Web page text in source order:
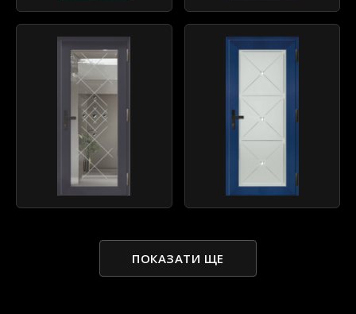
ПОКАЗАТИ ЩЕ